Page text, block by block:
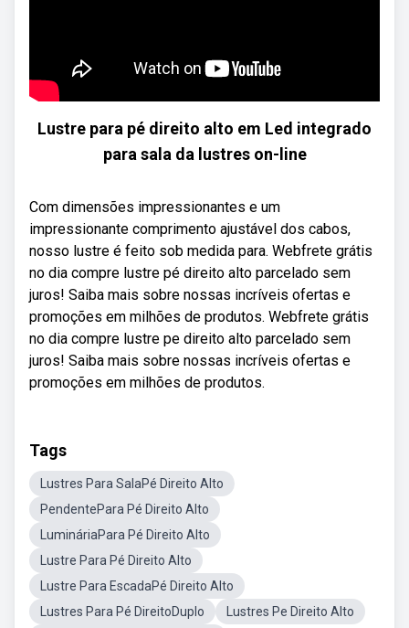
Lustre para pé direito alto em Led integrado
para sala da lustres on-line
Com dimensões impressionantes e um
impressionante comprimento ajustável dos cabos,
nosso lustre é feito sob medida para. Webfrete grátis
no dia compre lustre pé direito alto parcelado sem
juros! Saiba mais sobre nossas incríveis ofertas e
promoções em milhões de produtos. Webfrete grátis
no dia compre lustre pe direito alto parcelado sem
juros! Saiba mais sobre nossas incríveis ofertas e
promoções em milhões de produtos.
Tags
Lustres Para SalaPé Direito Alto
PendentePara Pé Direito Alto
LumináriaPara Pé Direito Alto
Lustre Para Pé Direito Alto
Lustre Para EscadaPé Direito Alto
Lustres Para Pé DireitoDuplo
Lustres Pe Direito Alto